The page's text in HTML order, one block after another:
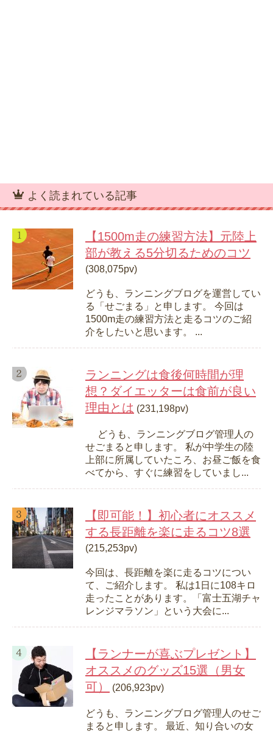
よく読まれている記事
【1500m走の練習方法】元陸上
部が教える5分切るためのコツ
(308,075pv)
どうも、ランニングブログを運営してい
る「せごまる」と申します。 今回は
1500m走の練習方法と走るコツのご紹
介をしたいと思います。 ...
ランニングは食後何時間が理
想？ダイエッターは食前が良い
理由とは (231,198pv)
どうも、ランニングブログ管理人の
せごまると申します。 私が中学生の陸
上部に所属していたころ、お昼ご飯を食
べてから、すぐに練習をしていまし...
【即可能！】初心者にオススメ
する長距離を楽に走るコツ8選
(215,253pv)
今回は、長距離を楽に走るコツについ
て、ご紹介します。 私は1日に108キロ
走ったことがあります。「富士五湖チャ
レンジマラソン」という大会に...
【ランナーが喜ぶプレゼント】
オススメのグッズ15選（男女
可）
(206,923pv)
どうも、ランニングブログ管理人のせご
まると申します。 最近、知り合いの女